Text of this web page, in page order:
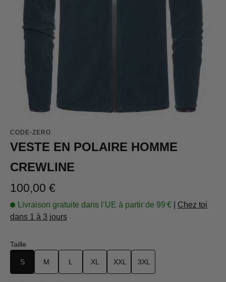
CODE-ZERO
VESTE EN POLAIRE HOMME
CREWLINE
Prix régulier :
100,00 €
Livraison gratuite dans l’UE à partir de 99 €
Chez toi
dans 1 à 3 jours
Sélectionnez
Taille
S M L XL XXL 3XL